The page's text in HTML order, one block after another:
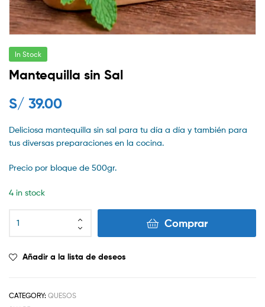
In Stock
Mantequilla sin Sal
S/ 39.00
Deliciosa mantequilla sin sal para tu día a día y también para
tus diversas preparaciones en la cocina.
Precio por bloque de 500gr.
4 in stock
sin
quantity
Comprar
Añadir a la lista de deseos
CATEGORY: QUESOS